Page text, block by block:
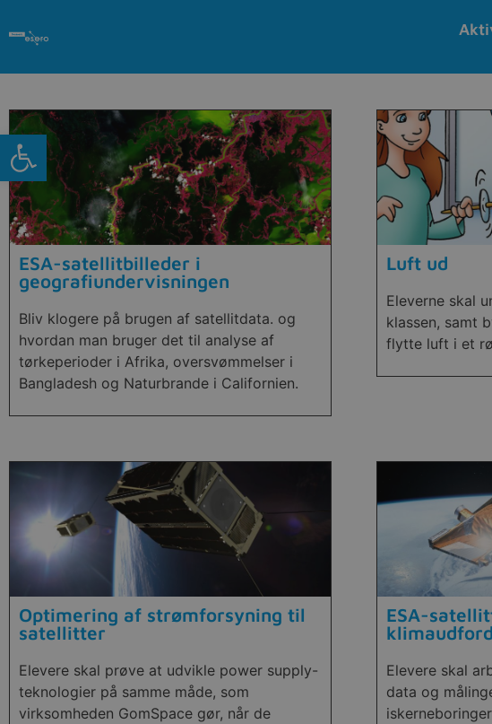
Open toolbar
ESA-satellitbilleder i
geografiundervisningen
Bliv klogere på brugen af satellitdata. og
hvordan man bruger det til analyse af
tørkeperioder i Afrika, oversvømmelser i
Bangladesh og Naturbrande i Californien.
Luft ud
Eleverne skal
klassen, samt
flytte luft i et
Optimering af strømforsyning til
satellitter
Elevere skal prøve at udvikle power supply-
teknologier på samme måde, som
virksomheden GomSpace gør, når de
ESA-
Elevere skal
data og